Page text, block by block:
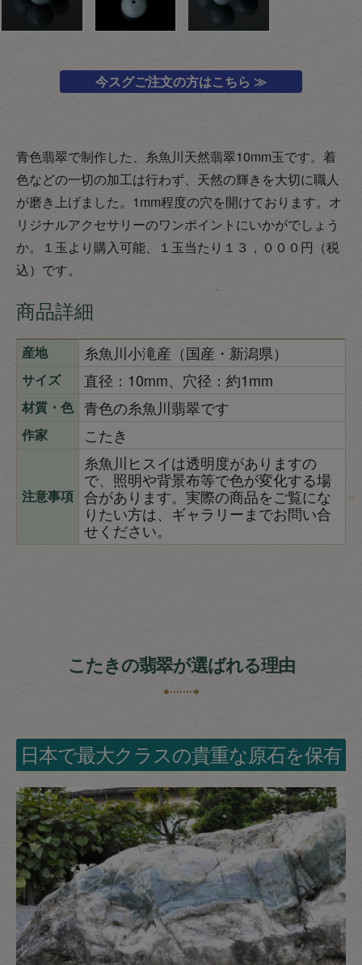
今スグご注文の方はこちら ≫
青色翡翠で制作した、糸魚川天然翡翠10mm玉です。着
色などの一切の加工は行わず、天然の輝きを大切に職人
が磨き上げました。1mm程度の穴を開けております。オ
リジナルアクセサリーのワンポイントにいかがでしょう
か。１玉より購入可能、１玉当たり１３，０００円（税
込）です。
商品詳細
産地 糸魚川小滝産（国産・新潟県）
サイズ 直径：10mm、穴径：約1mm
材質・色 青色の糸魚川翡翠です
作家 こたき
注意事項
糸魚川ヒスイは透明度がありますの
で、照明や背景布等で色が変化する場
合があります。実際の商品をご覧にな
りたい方は、ギャラリーまでお問い合
せください。
こたきの翡翠が選ばれる理由
日本で最大クラスの貴重な原石を保有